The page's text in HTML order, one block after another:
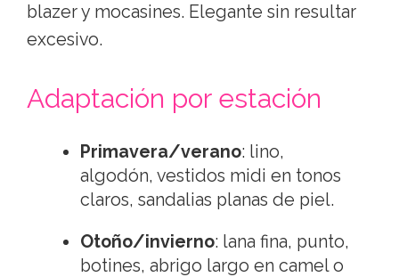
blazer y mocasines. Elegante sin resultar
excesivo.
Adaptación por estación
Primavera/verano: lino,
algodón, vestidos midi en tonos
claros, sandalias planas de piel.
Otoño/invierno: lana fina, punto,
botines, abrigo largo en camel o